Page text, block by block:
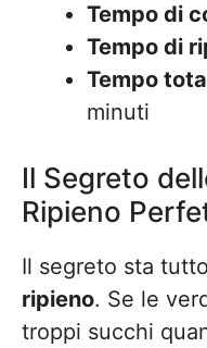
Tempo di
Tempo di
Tempo
minuti
Il Segreto
Ripieno
Il segreto sta
ripieno. Se le
troppi succhi